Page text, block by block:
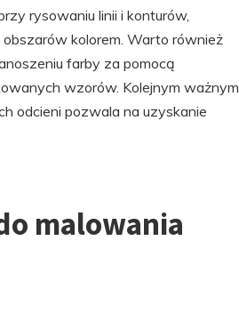
rysowaniu linii i konturów,
kolorem. Warto również
farby za pomocą
wzorów. Kolejnym ważnym
odcieni pozwala na uzyskanie
malowania